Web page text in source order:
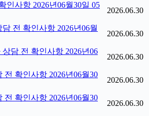
인사항 2026년06월30일 05
2026.06.30
전 확인사항 2026년06월
2026.06.30
담 전 확인사항 2026년06
2026.06.30
전 확인사항 2026년06월30
2026.06.30
전 확인사항 2026년06월30
2026.06.30